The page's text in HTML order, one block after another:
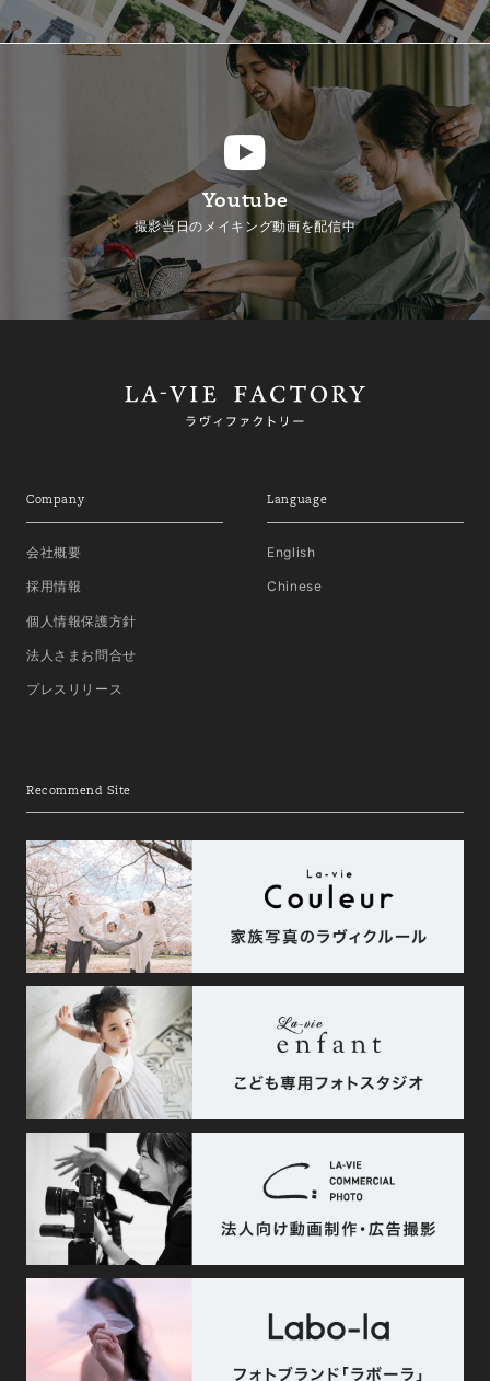
Youtube
撮影当日のメイキング動画を配信中
Company
会社概要
採用情報
個人情報保護方針
法人さまお問合せ
プレスリリース
Language
English
Chinese
Recommend Site